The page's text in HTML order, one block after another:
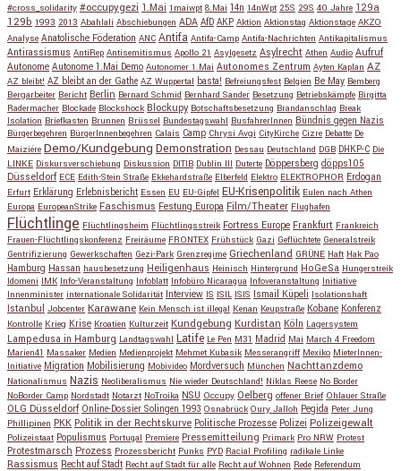
#cross_solidarity #occupygezi 1.Mai 1maiwpt 8.Mai 14n 14nWpt 25S 29S 40 Jahre 129a
129b 1993 2013 Abahlali Abschiebungen ADA AfD AKP Aktion Aktionstag Aktionstage AKZO
Analyse Anatolische Föderation ANC Antifa Antifa-Camp Antifa-Nachrichten Antikapitalismus
Antirassismus AntiRep Antisemitismus Apollo 21 Asylgesetz Asylrecht Athen Audio Aufruf
Autonome Autonome 1.Mai Demo Autonomer 1.Mai Autonomes Zentrum Ayten Kaplan AZ
AZ bleibt! AZ bleibt an der Gathe AZ Wuppertal basta! Befreiungsfest Belgien Be May Bemberg
Bergarbeiter Bericht Berlin Bernard Schmid Bernhard Sander Besetzung Betriebskämpfe Birgitta
Radermacher Blockade Blockshock Blockupy Botschaftsbesetzung Brandanschlag Break
Isolation Briefkasten Brunnen Brüssel Bundestagswahl BusfahrerInnen Bündnis gegen Nazis
Bürgerbegehren BürgerInnenbegehren Calais Camp Chrysi Avgi CityKirche Cizre Debatte De
Maiziére Demo/Kundgebung Demonstration Dessau Deutschland DGB DHKP-C Die
LINKE Diskursverschiebung Diskussion DITIB Dublin III Duterte Döppersberg döpps105
Düsseldorf ECE Edith-Stein Straße Ekkehardstraße Elberfeld Elektro ELEKTROPHOR Erdogan
Erfurt Erklärung Erlebnisbericht Essen EU EU-Gipfel EU-Krisenpolitik Eulen nach Athen
Europa EuropeanStrike Faschismus Festung Europa Film/Theater Flughafen
Flüchtlinge Flüchtlingsheim Flüchtlingsstreik Fortress Europe Frankfurt Frankreich
Frauen-Flüchtlingskonferenz Freiräume FRONTEX Frühstück Gazi Geflüchtete Generalstreik
Gentrifizierung Gewerkschaften Gezi-Park Grenzregime Griechenland GRÜNE Haft Hak Pao
Hamburg Hassan hausbesetzung Heiligenhaus Heinisch Hintergrund HoGeSa Hungerstreik
Idomeni IMK Info-Veranstaltung Infoblatt Infobüro Nicaragua Infoveranstaltung Initiative
Innenminister internationale Solidarität Interview IS ISIL ISIS Ismail Küpeli Isolationshaft
Istanbul Jobcenter Karawane Kein Mensch ist illegal Kenan Keupstraße Kobane Konferenz
Kontrolle Krieg Krise Kroatien Kulturzeit Kundgebung Kurdistan Köln Lagersystem
Lampedusa in Hamburg Landtagswahl Latife Le Pen M31 Madrid Mai March 4 Freedom
Marien41 Massaker Medien Medienprojekt Mehmet Kubasik Messerangriff Mexiko MieterInnen-
Initiative Migration Mobilisierung Mobivideo Mordversuch München Nachttanzdemo
Nationalismus Nazis Neoliberalismus Nie wieder Deutschland! Niklas Reese No Border
NoBorder Camp Nordstadt Notarzt NoTroika NSU Occupy Oelberg offener Brief Ohlauer Straße
OLG Düsseldorf Online-Dossier Solingen 1993 Osnabrück Oury Jalloh Pegida Peter Jung
Phillipinen PKK Politik in der Rechtskurve Politische Prozesse Polizei Polizeigewalt
Polizeistaat Populismus Portugal Premiere Pressemitteilung Primark Pro NRW Protest
Protestmarsch Prozess Prozessbericht Punks PYD Racial Profiling radikale Linke
Rassismus Recht auf Stadt Recht auf Stadt für alle Recht auf Wohnen Rede Referendum